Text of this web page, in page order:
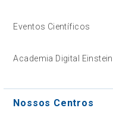
Eventos Científicos
Academia Digital Einstein
Nossos Centros